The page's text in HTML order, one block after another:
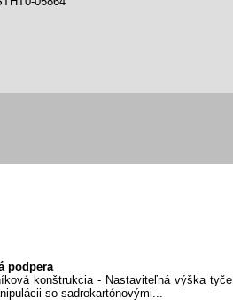
podpera
konštrukcia - Nastaviteľná výška tyče
so sadrokartónovými...